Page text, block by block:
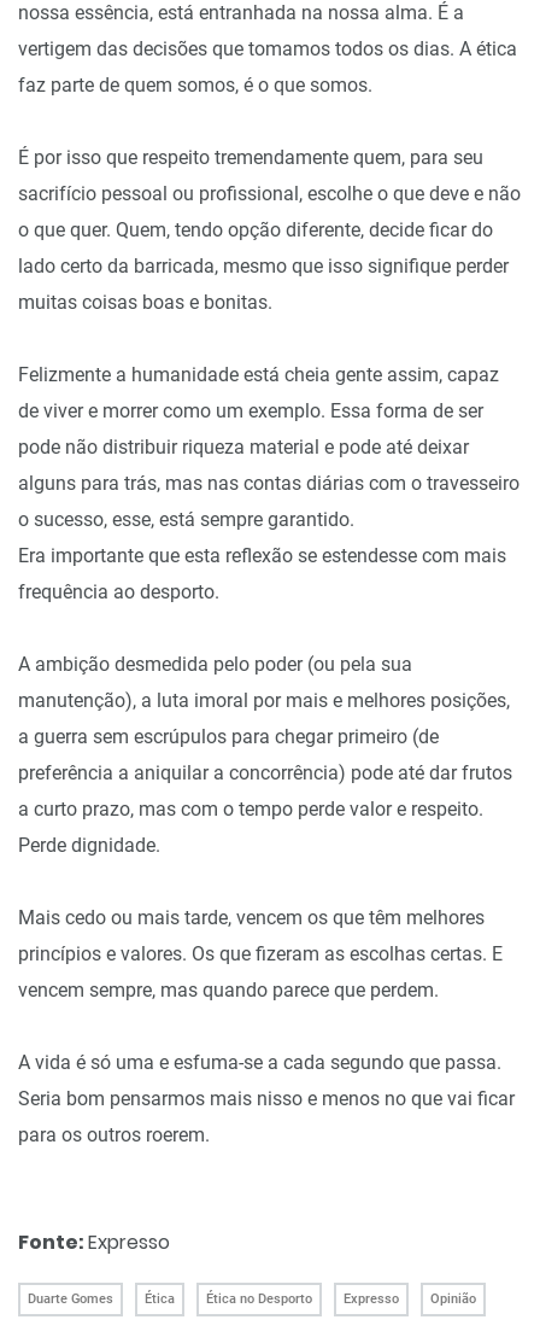
nossa essência, está entranhada na nossa alma. É a
vertigem das decisões que tomamos todos os dias. A ética
faz parte de quem somos, é o que somos.
É por isso que respeito tremendamente quem, para seu
sacrifício pessoal ou profissional, escolhe o que deve e não
o que quer. Quem, tendo opção diferente, decide ficar do
lado certo da barricada, mesmo que isso signifique perder
muitas coisas boas e bonitas.
Felizmente a humanidade está cheia gente assim, capaz
de viver e morrer como um exemplo. Essa forma de ser
pode não distribuir riqueza material e pode até deixar
alguns para trás, mas nas contas diárias com o travesseiro
o sucesso, esse, está sempre garantido.
Era importante que esta reflexão se estendesse com mais
frequência ao desporto.
A ambição desmedida pelo poder (ou pela sua
manutenção), a luta imoral por mais e melhores posições,
a guerra sem escrúpulos para chegar primeiro (de
preferência a aniquilar a concorrência) pode até dar frutos
a curto prazo, mas com o tempo perde valor e respeito.
Perde dignidade.
Mais cedo ou mais tarde, vencem os que têm melhores
princípios e valores. Os que fizeram as escolhas certas. E
vencem sempre, mas quando parece que perdem.
A vida é só uma e esfuma-se a cada segundo que passa.
Seria bom pensarmos mais nisso e menos no que vai ficar
para os outros roerem.
Fonte:Expresso
Duarte Gomes Ética Ética no Desporto Expresso Opinião